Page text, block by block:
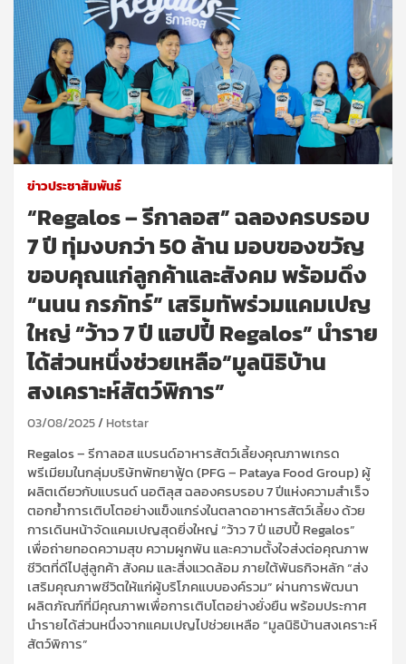
ข่าวประชาสัมพันธ์
“Regalos – รีกาลอส” ฉลองครบรอบ
7 ปี ทุ่มงบกว่า 50 ล้าน มอบของขวัญ
ขอบคุณแก่ลูกค้าและสังคม พร้อมดึง
“นนน กรภัทร์” เสริมทัพร่วมแคมเปญ
ใหญ่ “ว้าว 7 ปี แฮปปี้ Regalos” นำราย
ได้ส่วนหนึ่งช่วยเหลือ“มูลนิธิบ้าน
สงเคราะห์สัตว์พิการ”
03/08/2025 Hotstar
Regalos–รีกาลอส แบรนด์อาหารสัตว์เลี้ยงคุณภาพเกรด
พรีเมียมในกลุ่มบริษัทพัทยาฟู้ด (PFG– Pataya Food Group)ผู้
ผลิตเดียวกับแบรนด์ นอติลุส ฉลองครบรอบ7ปีแห่งความสำเร็จ
ตอกย้ำการเติบโตอย่างแข็งแกร่งในตลาดอาหารสัตว์เลี้ยง ด้วย
การเดินหน้าจัดแคมเปญสุดยิ่งใหญ่ “ว้าว7ปี แฮปปี้Regalos”
เพื่อถ่ายทอดความสุข ความผูกพัน และความตั้งใจส่งต่อคุณภาพ
ชีวิตที่ดีไปสู่ลูกค้า สังคม และสิ่งแวดล้อม ภายใต้พันธกิจหลัก “ส่ง
เสริมคุณภาพชีวิตให้แก่ผู้บริโภคแบบองค์รวม” ผ่านการพัฒนา
ผลิตภัณฑ์ที่มีคุณภาพเพื่อการเติบโตอย่างยั่งยืน พร้อมประกาศ
นำรายได้ส่วนหนึ่งจากแคมเปญไปช่วยเหลือ“มูลนิธิบ้านสงเคราะห์
สัตว์พิการ”